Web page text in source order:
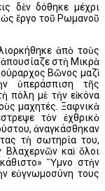
δὲν δόθηκε μέχρι
ἔργο τοῦ Ρωμανοῦ
ἀπὸ τοὺς
στὴ Μικρὰ
Βῶνος μαζὶ
ὑπεράσπιση τῆς
πόλη μὲ τὴν εἰκόνα
μαχητές. Ξαφνικὰ
τὸν ἐχθρικὸ
ἀναγκάσθηκαν
τὴ σωτηρία του,
καὶ ὅλοι
Ὕμνο στὴν
εὐγνωμοσύνη τους